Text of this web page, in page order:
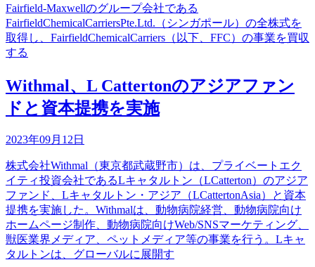
Fairfield-Maxwellのグループ会社である
FairfieldChemicalCarriersPte.Ltd.（シンガポール）の全株式を
取得し、FairfieldChemicalCarriers（以下、FFC）の事業を買収
する
Withmal、L Cattertonのアジアファン
ドと資本提携を実施
2023年09月12日
株式会社Withmal（東京都武蔵野市）は、プライベートエク
イティ投資会社であるLキャタルトン（LCatterton）のアジア
ファンド、Lキャタルトン・アジア（LCattertonAsia）と資本
提携を実施した。Withmalは、動物病院経営、動物病院向け
ホームページ制作、動物病院向けWeb/SNSマーケティング、
獣医業界メディア、ペットメディア等の事業を行う。Lキャ
タルトンは、グローバルに展開す